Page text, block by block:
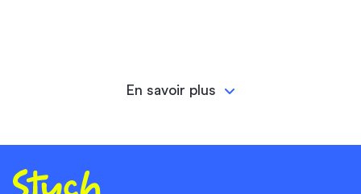
En savoir plus